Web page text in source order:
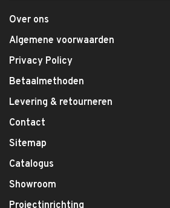
Over ons
Algemene voorwaarden
Privacy Policy
Betaalmethoden
Levering & retourneren
Contact
Sitemap
Catalogus
Showroom
Projectinrichting